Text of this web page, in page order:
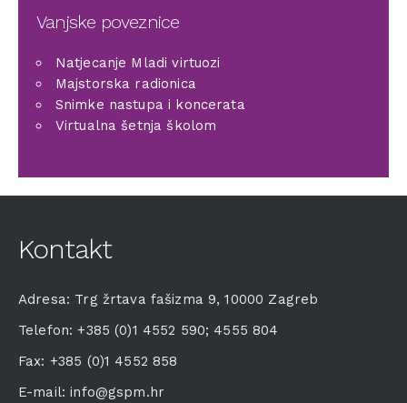
Vanjske poveznice
Natjecanje Mladi virtuozi
Majstorska radionica
Snimke nastupa i koncerata
Virtualna šetnja školom
Kontakt
Adresa: Trg žrtava fašizma 9, 10000 Zagreb
Telefon: +385 (0)1 4552 590; 4555 804
Fax: +385 (0)1 4552 858
E-mail: info@gspm.hr